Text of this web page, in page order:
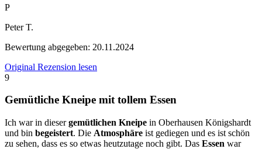
P
Peter T.
Bewertung abgegeben: 20.11.2024
Original Rezension lesen
9
Gemütliche Kneipe mit tollem Essen
Ich war in diesergemütlichen Kneipe in Oberhausen Königshardt
und bin begeistert. Die Atmosphäre ist gediegen und es ist schön
zu sehen, dass es so etwas heutzutage noch gibt. Das Essen war